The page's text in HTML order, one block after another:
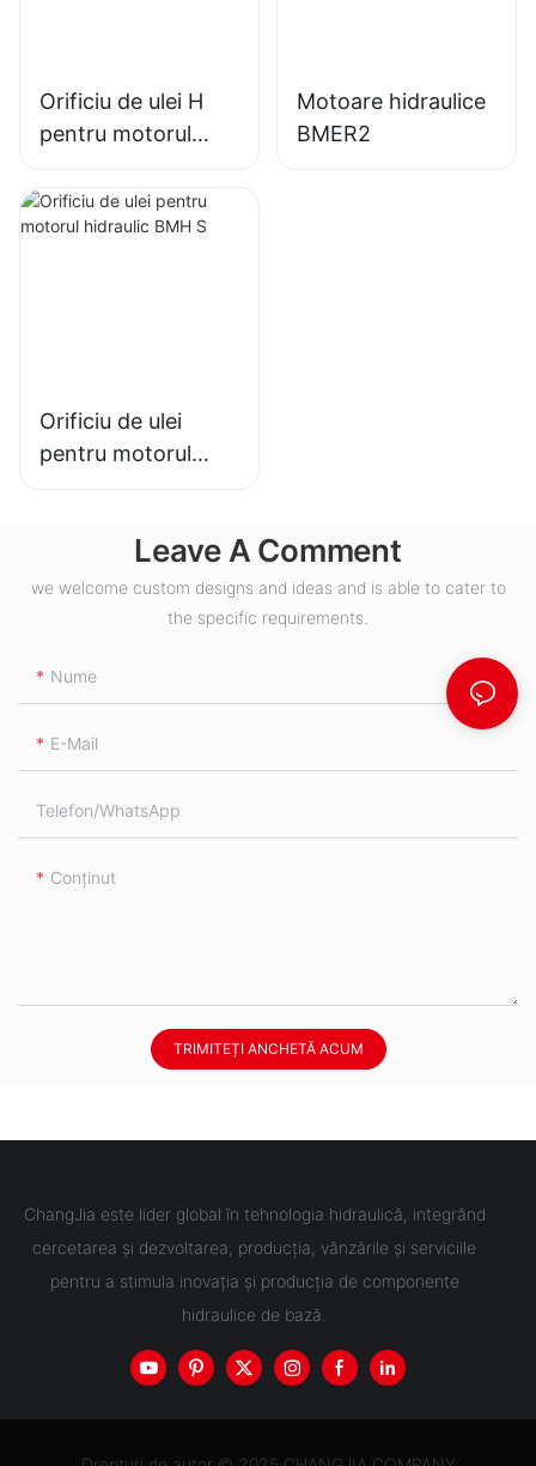
Orificiu de ulei H
pentru motorul
hidraulic BMH
Motoare hidraulice
BMER2
Orificiu de ulei
pentru motorul
hidraulic BMH S
Leave A Comment
we welcome custom designs and ideas and is able to cater to
the specific requirements.
Nume
E-Mail
Telefon/WhatsApp
Conţinut
TRIMITEȚI ANCHETĂ ACUM
ChangJia este lider global în tehnologia hidraulică, integrând
cercetarea și dezvoltarea, producția, vânzările și serviciile
pentru a stimula inovația și producția de componente
hidraulice de bază.